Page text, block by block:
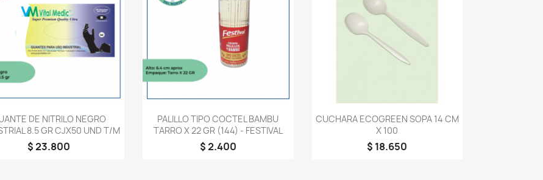
 Vista rápida
DE NITRILO NEGRO
8.5 GR CJX50 UND T/M
$ 23.800
Vista rápida
PALILLO TIPO COCTEL BAMBU
TARRO X 22 GR (144) - FESTIVAL
$ 2.400
Vista rápida
CUCHARA ECOGREEN SOPA 14 CM
X 100
$ 18.650